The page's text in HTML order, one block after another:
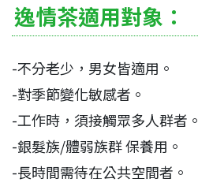
逸情茶適用對象：
-不分老少，男女皆適用。
-對季節變化敏感者。
-工作時，須接觸眾多人群者。
-銀髮族/體弱族群 保養用。
-長時間需待在公共空間者。